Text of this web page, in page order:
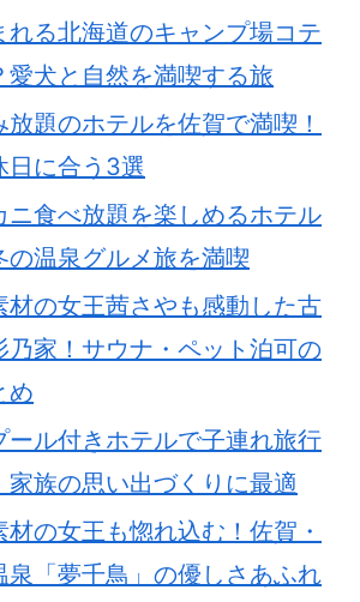
れる北海道のキャンプ場コテ
愛犬と自然を満喫する旅
放題のホテルを佐賀で満喫！
日に合う3選
ニ食べ放題を楽しめるホテル
の温泉グルメ旅を満喫
材の女王茜さやも感動した古
乃家！サウナ・ペット泊可の
め
ール付きホテルで子連れ旅行
家族の思い出づくりに最適
材の女王も惚れ込む！佐賀・
泉「夢千鳥」の優しさあふれ